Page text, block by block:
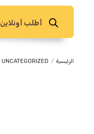
أطلب أونلاين
الرئيسية /
UNCATEGORIZED